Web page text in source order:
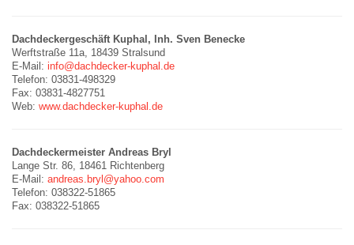
Dachdeckergeschäft Kuphal, Inh. Sven Benecke
Werftstraße 11a, 18439 Stralsund
E-Mail: info@dachdecker-kuphal.de
Telefon: 03831-498329
Fax: 03831-4827751
Web: www.dachdecker-kuphal.de
Dachdeckermeister Andreas Bryl
Lange Str. 86, 18461 Richtenberg
E-Mail: andreas.bryl@yahoo.com
Telefon: 038322-51865
Fax: 038322-51865